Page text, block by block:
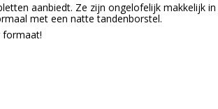
aanbiedt. Ze zijn ongelofelijk makkelijk
met een natte tandenborstel.
formaat!